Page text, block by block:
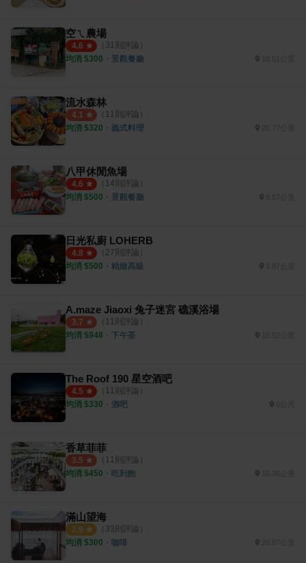
空ㄟ農場
4.6 （ 31 則評論）
均消 $300 ・ 景觀餐廳 18.51公里
流水森林
4.1 （ 11 則評論）
均消 $320 ・ 義式料理
八甲休閒魚場
4.6 （ 14則評論）
均消 $500 ・ 景觀餐廳
日光私廚 LOHERB
4.8 （ 27則評論）
均消 $500 ・ 精緻高級
A.maze Jiaoxi 兔子迷宮 礁溪浴場
3.7 （ 11 則評論）
均消 $948 ・ 下午茶 16.52公里
The Roof 190 星空酒吧
4.5 （ 11 則評論）
均消 $330 ・ 酒吧
香草菲菲
3.5 （ 11 則評論）
均消 $450 ・ 吃到飽
滿山望海
2.9 （ 33則評論）
均消 $300 ・ 咖啡